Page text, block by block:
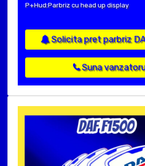
P+Hud:Parbriz cu head up display
Solicita pret parbriz
Suna